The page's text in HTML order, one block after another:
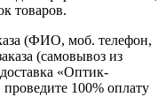
товаров.
(ФИО, моб. телефон,
(самовывоз из
«Оптик-
проведите 100% оплату